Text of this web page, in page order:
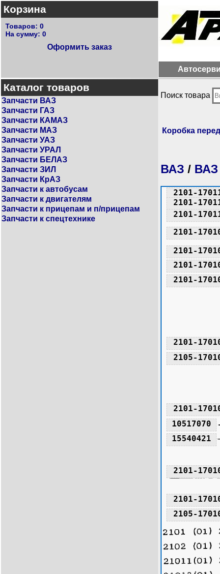
Корзина
Товаров: 0
На сумму: 0
Оформить заказ
Каталог товаров
Запчасти ВАЗ
Запчасти ГАЗ
Запчасти КАМАЗ
Запчасти МАЗ
Запчасти УАЗ
Запчасти УРАЛ
Запчасти БЕЛАЗ
Запчасти ЗИЛ
Запчасти КрАЗ
Запчасти к автобусам
Запчасти к двигателям
Запчасти к прицепам и п/прицепам
Запчасти к спецтехнике
Поиск товара
Коробка
ВАЗ / ВАЗ
10517070
15540421
2101-
2101-
2101-
2101-
2101-
2101-
2101-
2101-
2101-
2101-
2101-
2105-
2105-